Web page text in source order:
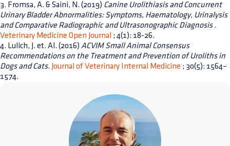
3. Fromsa, A. & Saini, N. (2019) Canine Urolithiasis and Concurrent
Urinary Bladder Abnormalities: Symptoms, Haematology, Urinalysis
and Comparative Radiographic and Ultrasonographic Diagnosis.
Veterinary Medicine Open Journal ; 4(1): 18-26.
4. Lulich, J. et. Al. (2016) ACVIM Small Animal Consensus
Recommendations on the Treatment and Prevention of Uroliths in
Dogs and Cats. Journal of Veterinary Internal Medicine ; 30(5): 1564–
1574.